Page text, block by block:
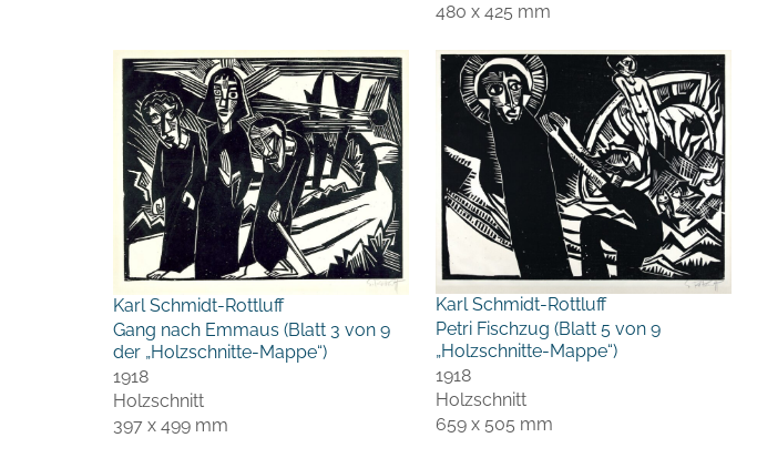
480 x 425 mm
Karl Schmidt-Rottluff
Gang nach Emmaus (Blatt 3 von 9
der „Holzschnitte-Mappe“)
1918
Holzschnitt
397 x 499 mm
Karl Schmidt-Rottluff
Petri Fischzug (Blatt 5 von 9
„Holzschnitte-Mappe“)
1918
Holzschnitt
659 x 505 mm